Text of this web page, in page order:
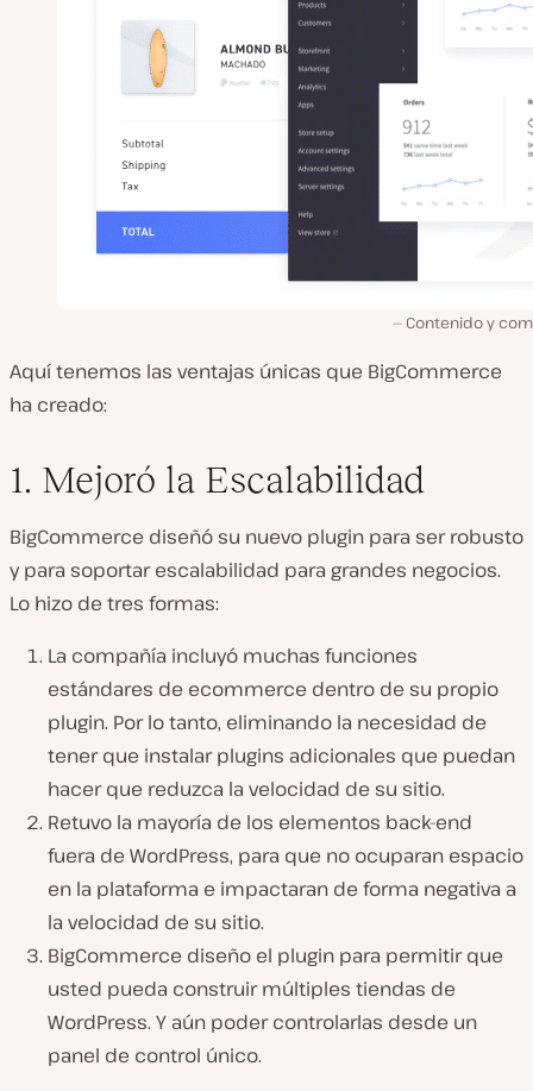
Contenido y
Aquí tenemos las ventajas únicas que BigCommerce
ha creado:
1. Mejoró la Escalabilidad
BigCommerce diseñó su nuevo plugin para ser robusto
y para soportar escalabilidad para grandes negocios.
Lo hizo de tres formas:
La compañía incluyó muchas funciones
estándares de ecommerce dentro de su propio
plugin. Por lo tanto, eliminando la necesidad de
tener que instalar plugins adicionales que puedan
hacer que reduzca la velocidad de su sitio.
Retuvo la mayoría de los elementos back-end
fuera de WordPress, para que no ocuparan espacio
en la plataforma e impactaran de forma negativa a
la velocidad de su sitio.
BigCommerce diseño el plugin para permitir que
usted pueda construir múltiples tiendas de
WordPress. Y aún poder controlarlas desde un
panel de control único.